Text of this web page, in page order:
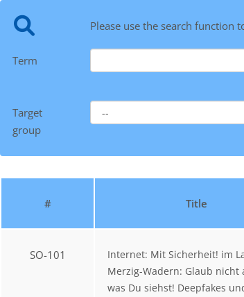
Please use the search function
Term
Target
group
# Title
SO-101
Internet: Mit Sicherheit! im
Merzig-Wadern: Glaub nicht
was Du siehst! Deepfakes